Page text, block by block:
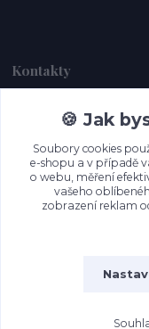
Kontakty
Dagmar Handlová
+420 734 380 930
(Po-Ne, 8-20 hod.)
🍪 Jak
Soubory cookies
e-shopu a v případě
o webu, měření
vašeho
zobrazení reklam